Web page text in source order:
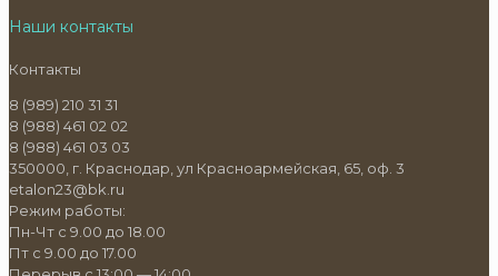
Наши контакты
Контакты
8 (989) 210 31 31
8 (988) 461 02 02
8 (988) 461 03 03
350000, г. Краснодар, ул Красноармейская, 65, оф. 3
etalon23@bk.ru
Режим работы:
Пн-Чт с 9.00 до 18.00
Пт с 9.00 до 17.00